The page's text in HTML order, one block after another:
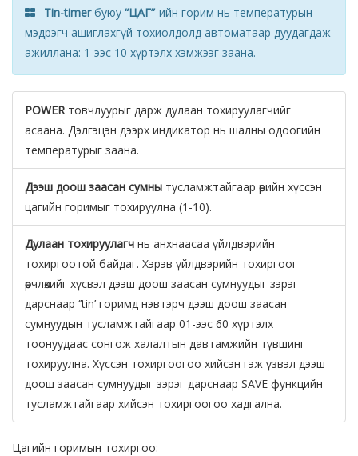
Tin-timerбуюу “ЦАГ”-ийн горим нь температурын
мэдрэгч ашиглахгүй тохиолдолд автоматаар дуудагдаж
ажиллана: 1-ээс 10 хүртэлх хэмжээг заана.
POWERтовчлуурыг дарж дулаан тохируулагчийг
асаана. Дэлгэцэн дээрх индикатор нь шалны одоогийн
температурыг заана.
Дээш доош заасан сумны тусламжтайгаар өөрийн хүссэн
цагийн горимыг тохируулна (1-10).
Дулаан тохируулагч нь анхнаасаа үйлдвэрийн
тохиргоотой байдаг. Хэрэв үйлдвэрийн тохиргоог
өөрчлөхийг хүсвэл дээш доош заасан сумнуудыг зэрэг
дарснаар ‘’tin’ горимд нэвтэрч дээш доош заасан
сумнуудын тусламжтайгаар 01-ээс 60 хүртэлх
тоонуудаас сонгож халалтын давтамжийн түвшинг
тохируулна. Хүссэн тохиргоогоо хийсэн гэж үзвэл дээш
доош заасан сумнуудыг зэрэг дарснаар SAVE функцийн
тусламжтайгаар хийсэн тохиргоогоо хадгална.
Цагийн горимын тохиргоо: